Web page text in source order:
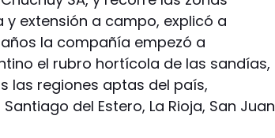
extensión a campo, explicó a
la compañía empezó a
el rubro hortícola de las sandías,
las regiones aptas del país,
del Estero, La Rioja, San Juan